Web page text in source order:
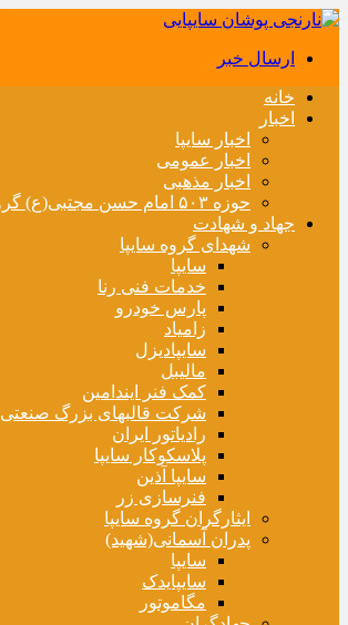
ارسال خبر
خانه
اخبار
اخبار سایپا
اخبار عمومی
اخبار مذهبی
حوزه ۵۰۳ امام حسن مجتبی(ع) گروه سایپا
جهاد و شهادت
شهدای گروه سایپا
سایپا
خدمات فنی رنا
پارس خودرو
زامیاد
سایپادیزل
مالیبل
کمک فنر ایندامین
شرکت قالبهای بزرگ صنعتی
رادیاتور ایران
پلاسکوکار سایپا
سایپا آذین
فنرسازی زر
ایثارگران گروه سایپا
پدران آسمانی(شهید)
سایپا
سایپایدک
مگاموتور